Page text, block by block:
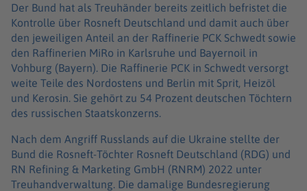
Der Bund hat als Treuhänder bereits zeitlich befristet die
Kontrolle über Rosneft Deutschland und damit auch über
den jeweiligen Anteil an der Raffinerie PCK Schwedt sowie
den Raffinerien MiRo in Karlsruhe und Bayernoil in
Vohburg (Bayern). Die Raffinerie PCK in Schwedt versorgt
weite Teile des Nordostens und Berlin mit Sprit, Heizöl
und Kerosin. Sie gehört zu 54 Prozent deutschen Töchtern
des russischen Staatskonzerns.
Nach dem Angriff Russlands auf die Ukraine stellte der
Bund die Rosneft-Töchter Rosneft Deutschland (RDG) und
RN Refining & Marketing GmbH (RNRM) 2022 unter
Treuhandverwaltung. Die damalige Bundesregierung